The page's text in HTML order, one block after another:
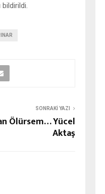
SONRAKI YAZI
Ölürsem… Yücel
Aktaş